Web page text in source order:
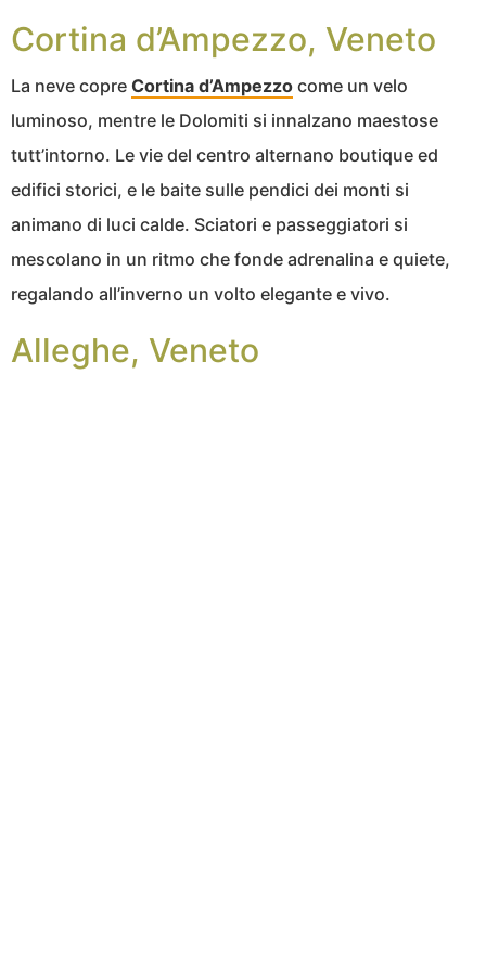
Cortina d’Ampezzo, Veneto
La neve copre Cortina d’Ampezzo come un velo
luminoso, mentre le Dolomiti si innalzano maestose
tutt’intorno. Le vie del centro alternano boutique ed
edifici storici, e le baite sulle pendici dei monti si
animano di luci calde. Sciatori e passeggiatori si
mescolano in un ritmo che fonde adrenalina e quiete,
regalando all’inverno un volto elegante e vivo.
Alleghe, Veneto